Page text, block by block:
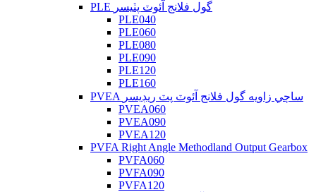
PLE گول فلانج آئوٽ پٽيسر
PLE040
PLE060
PLE080
PLE090
PLE120
PLE160
PVEA ساڄي زاويه گول فلانج آئوٽ پٽ ريڊيسر
PVEA060
PVEA090
PVEA120
PVFA Right Angle Methodland Output Gearbox
PVFA060
PVFA090
PVFA120